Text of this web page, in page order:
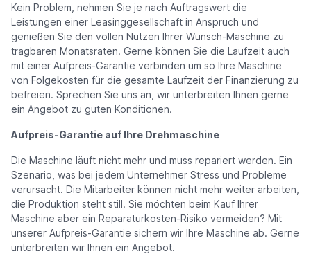
Kein Problem, nehmen Sie je nach Auftragswert die
Leistungen einer Leasinggesellschaft in Anspruch und
genießen Sie den vollen Nutzen Ihrer Wunsch-Maschine zu
tragbaren Monatsraten. Gerne können Sie die Laufzeit auch
mit einer Aufpreis-Garantie verbinden um so Ihre Maschine
von Folgekosten für die gesamte Laufzeit der Finanzierung zu
befreien. Sprechen Sie uns an, wir unterbreiten Ihnen gerne
ein Angebot zu guten Konditionen.
Aufpreis-Garantie auf Ihre Drehmaschine
Die Maschine läuft nicht mehr und muss repariert werden. Ein
Szenario, was bei jedem Unternehmer Stress und Probleme
verursacht. Die Mitarbeiter können nicht mehr weiter arbeiten,
die Produktion steht still. Sie möchten beim Kauf Ihrer
Maschine aber ein Reparaturkosten-Risiko vermeiden? Mit
unserer Aufpreis-Garantie sichern wir Ihre Maschine ab. Gerne
unterbreiten wir Ihnen ein Angebot.